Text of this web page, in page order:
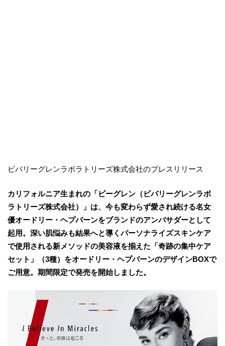
ビバリーグレンラボラトリーズ株式会社のプレスリリース
カリフォルニア生まれの「ビーグレン（ビバリーグレンラボ
ラトリーズ株式会社）」は、今も変わらず愛され続ける名女
優オードリー・ヘプバーンをブランドのアンバサダーとして
起用。深い肌悩みも結果へと導くパーソナライズスキンケア
で使用される新メソッドの美容液を揃えた「奇跡の集中ケア
セット」（3種）をオードリー・ヘプバーンのデザインBOXで
ご用意。期間限定で発売を開始しました。